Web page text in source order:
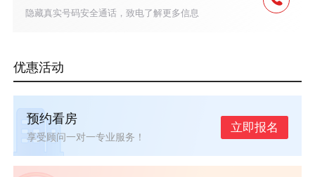
隐藏真实号码安全通话，致电了解更多信息
优惠活动
预约看房
享受顾问一对一专业服务！
立即报名